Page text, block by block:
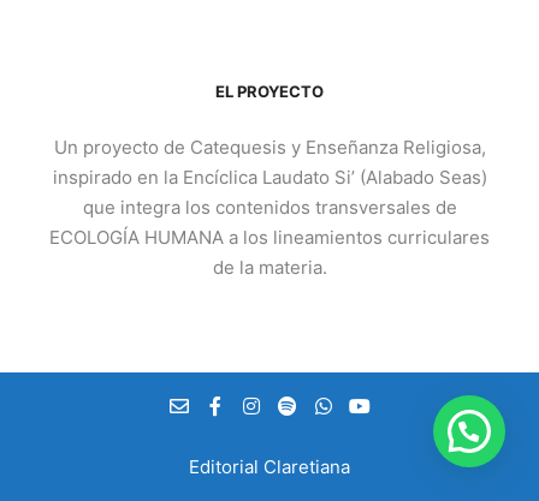
EL PROYECTO
Un proyecto de Catequesis y Enseñanza Religiosa,
inspirado en la Encíclica Laudato Si’ (Alabado Seas)
que integra los contenidos transversales de
ECOLOGÍA HUMANA a los lineamientos curriculares
de la materia.
Editorial Claretiana